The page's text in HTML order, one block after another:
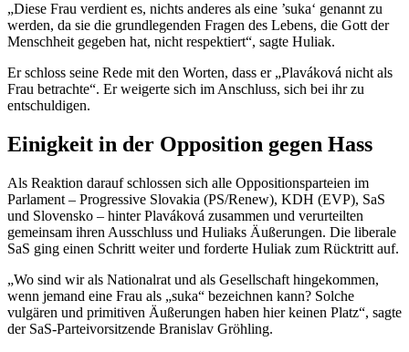
„Diese Frau verdient es, nichts anderes als eine ’suka‘ genannt zu
werden, da sie die grundlegenden Fragen des Lebens, die Gott der
Menschheit gegeben hat, nicht respektiert“, sagte Huliak.
Er schloss seine Rede mit den Worten, dass er „Plaváková nicht als
Frau betrachte“. Er weigerte sich im Anschluss, sich bei ihr zu
entschuldigen.
Einigkeit in der Opposition gegen Hass
Als Reaktion darauf schlossen sich alle Oppositionsparteien im
Parlament – Progressive Slovakia (PS/Renew), KDH (EVP), SaS
und Slovensko – hinter Plaváková zusammen und verurteilten
gemeinsam ihren Ausschluss und Huliaks Äußerungen. Die liberale
SaS ging einen Schritt weiter und forderte Huliak zum Rücktritt auf.
„Wo sind wir als Nationalrat und als Gesellschaft hingekommen,
wenn jemand eine Frau als „suka“ bezeichnen kann? Solche
vulgären und primitiven Äußerungen haben hier keinen Platz“, sagte
der SaS-Parteivorsitzende Branislav Gröhling.